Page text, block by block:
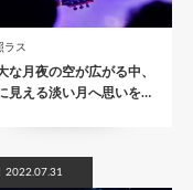
ラス
な月夜の空が広がる中、
見える淡い月へ思いを…
2022.07.31